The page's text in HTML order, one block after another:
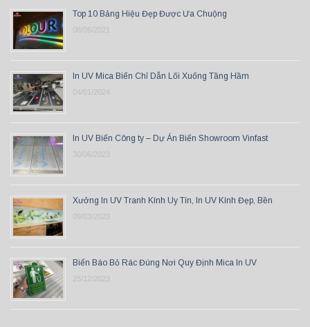
Top 10 Bảng Hiệu Đẹp Được Ưa Chuộng
08/06/2021
In UV Mica Biển Chỉ Dẫn Lối Xuống Tầng Hầm
04/01/2024
In UV Biển Công ty – Dự Án Biển Showroom Vinfast
30/06/2023
Xưởng In UV Tranh Kính Uy Tín, In UV Kính Đẹp, Bền
09/03/2023
Biển Báo Bỏ Rác Đúng Nơi Quy Định Mica In UV
25/12/2023